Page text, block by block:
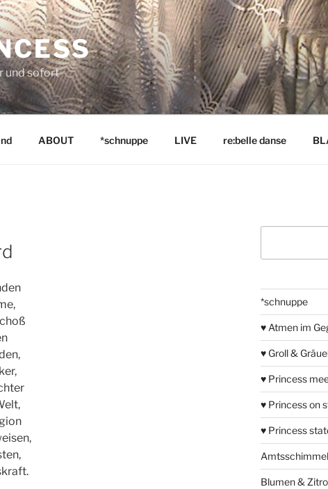
und sofort
ABOUT *schnuppe LIVE re:belle danse
*schnuppe
♥ Atmen im
♥ Groll &
♥ Princess
♥ Princess on
♥ Princess
Amtsschimmel
Blumen &